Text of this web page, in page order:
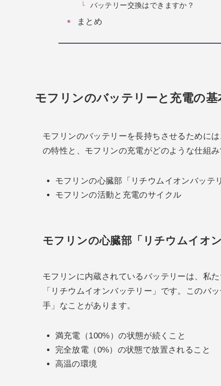
バッテリー交換はできますか？
まとめ
モフリンのバッテリーと充電の基
モフリンのバッテリーを長持ちさせるために
の特性と、モフリンの充電がどのような仕組
モフリンの心臓部「リチウムイオンバッテ
モフリンの活動と充電のサイクル
モフリンの心臓部「リチウムイオ
モフリンに内蔵されているバッテリーは、私
「リチウムイオンバッテリー」です。このバ
手」なことがあります。
満充電（100%）の状態が続くこと
完全放電（0%）の状態で放置されること
高温の環境